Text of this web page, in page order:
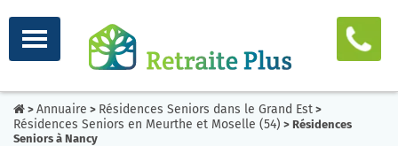
> Annuaire > Résidences Seniors dans le Grand Est >
Résidences Seniors en Meurthe et Moselle (54) > Résidences
Seniors à Nancy